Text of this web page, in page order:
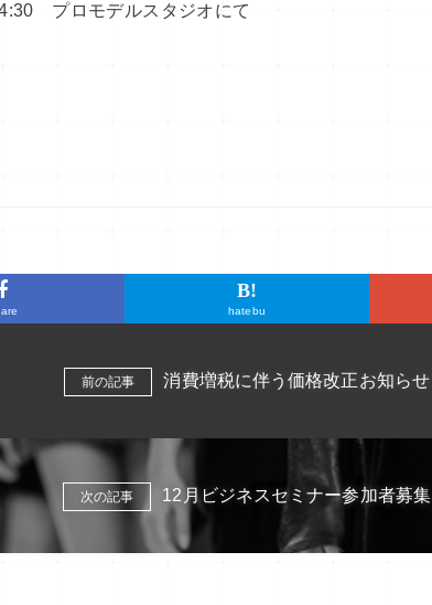
プロモデルスタジオにて
B!
hatebu
前の記事 消費増税に伴う価格改正お知らせ
次の記事 12月ビジネスセミナー参加者募集